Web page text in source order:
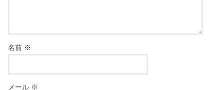
名前 ※
メール ※